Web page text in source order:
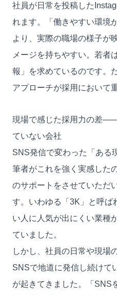
社員が日常を投稿した
れます。「働きやすい環境
より、実際の職場の様子が
メージを持ちやすい。若者
報」を求めているのです。
アプローチが採用において
現場で感じた採用力の差
ていない会社
SNS発信で変わった「ある
筆者がこれを強く実感した
のサポートをさせていただ
す。いわゆる「3K」と呼ば
い人に人気が出にくい業種
ていました。
しかし、社員の日常や現場
SNSで地道に発信し続けて
が起きてきました。「SNS